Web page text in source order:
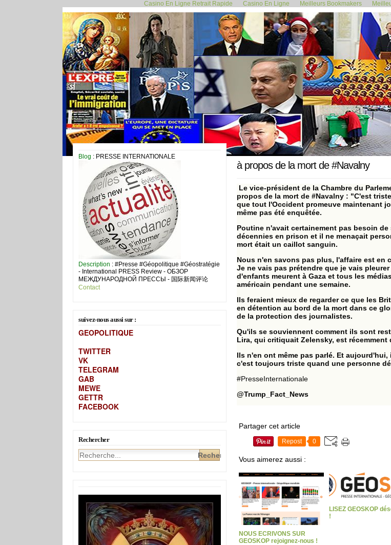
Casino En Ligne Retrait Rapide Casino En Ligne Meilleurs Bookmakers
Blog : PRESSE INTERNATIONALE
Description : #Presse #Géopolitique #Géostratégie
- International PRESS Review - ОБЗОР
МЕЖДУНАРОДНОЙ ПРЕССЫ - 国际新闻评论
Contact
suivez-nous aussi sur :
GEOPOLITIQUE
TWITTER
VK
TELEGRAM
GAB
MEWE
GETTR
FACEBOOK
Rechercher
<< Pontoise (95):
20 février 2024
à propos de la mort de #Navalny
Le vice-président de la Chambre du
propos de la mort de #Navalny : "C'est
que tout l'Occident promeuve maintenant
même pas été enquêtée.
Poutine n'avait certainement pas besoin
décennies en prison et il ne menaçait
mort était un caillot sanguin.
Nous n'en savons pas plus, l'affaire est
Je ne vais pas prétendre que je vais
d'enfants meurent à Gaza et tous les
américain pendant une semaine.
Ils feraient mieux de regarder ce que les
en détention au bord de la mort dans ce
de la protection des journalistes.
Qu'ils se souviennent comment ils sont
Lira, qui critiquait Zelensky, est récemment
Ils n'en ont même pas parlé. Et
c'est toujours triste quand une personne
#PresseInternationale
@Trump_Fact_News
Partager cet article
Repost 0
Vous aimerez aussi :
NOUS ECRIVONS SUR
GEOSKOP rejoignez-nous !
LISEZ GEOSKOP
!